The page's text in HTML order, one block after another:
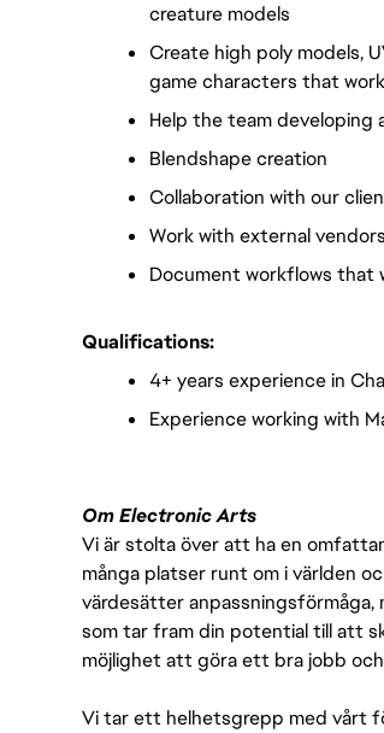
creature models
Create high poly models,
game characters that
Help the team developing
Blendshape creation
Collaboration with our
Work with external
Document workflows that
Qualifications:
4+ years experience in
Experience working with
Om Electronic Arts
Vi är stolta över att ha en
många platser runt om i världen
värdesätter
som tar fram din potential till att
möjlighet att göra ett bra jobb och
Vi tar ett helhetsgrepp med vårt